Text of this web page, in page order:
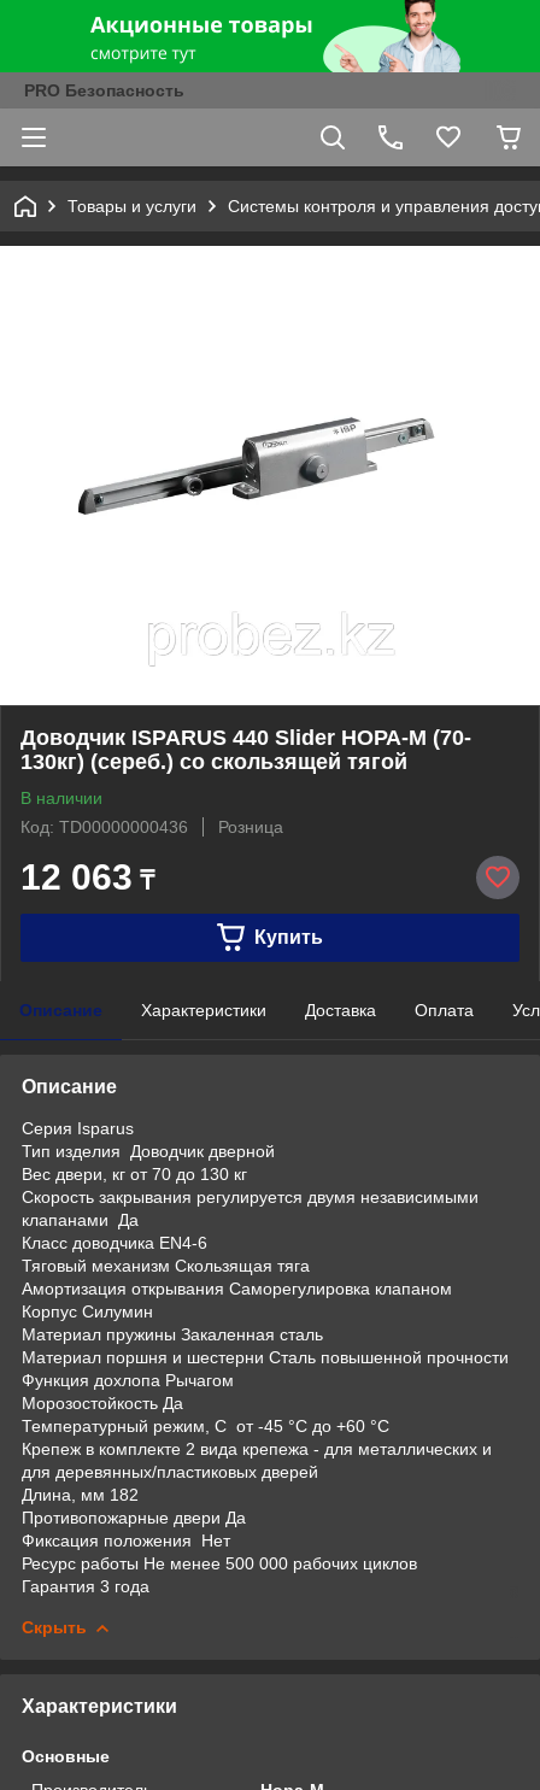
PRO Безопасность
Товары и услуги Системы контроля и управления
Доводчик ISPARUS 440 Slider НОРА-М (70-
130кг) (сереб.) со скользящей тягой
В наличии
Код: TD00000000436
Розница
12 063 ₸
Купить
Описание Характеристики Доставка Оплата
Описание
Серия Isparus
Тип изделия Доводчик дверной
Вес двери, кг от 70 до 130 кг
Скорость закрывания регулируется двумя независимыми
клапанами Да
Класс доводчика EN4-6
Тяговый механизм Скользящая тяга
Амортизация открывания Саморегулировка клапаном
Корпус Силумин
Материал пружины Закаленная сталь
Материал поршня и шестерни Сталь повышенной прочности
Функция дохлопа Рычагом
Морозостойкость Да
Температурный режим, С от -45 °С до +60 °С
Крепеж в комплекте 2 вида крепежа - для металлических и
для деревянных/пластиковых дверей
Длина, мм 182
Противопожарные двери Да
Фиксация положения Нет
Ресурс работы Не менее 500 000 рабочих циклов
Гарантия 3 года
Скрыть
Характеристики
Основные